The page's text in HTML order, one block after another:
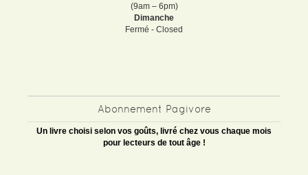
(9am – 6pm)
Dimanche
Fermé - Closed
Abonnement Pagivore
Un livre choisi selon vos goûts, livré chez vous chaque mois
pour lecteurs de tout âge !